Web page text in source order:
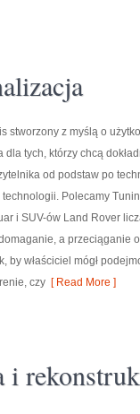
stworzony z myślą o
dla tych, którzy chcą
od podstaw po
technologii. Polecamy
i SUV-ów Land Rover
a przeciąganie
właściciel mógł
czy [ Read More ]
i